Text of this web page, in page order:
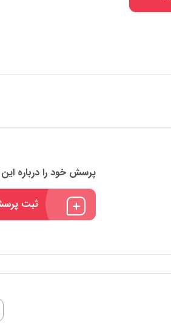
پرسش خود را درباره این
ثبت